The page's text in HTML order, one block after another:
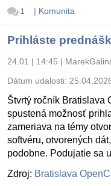
1 | Komunita
Prihláste
24.01 | 14:45 |
Dátum udalosti:
Štvrtý ročník Bratislava
spustená možnosť
zameriava na témy
softvéru, otvorených
podobne. Podujatie sa
Zdroj: Bratislava